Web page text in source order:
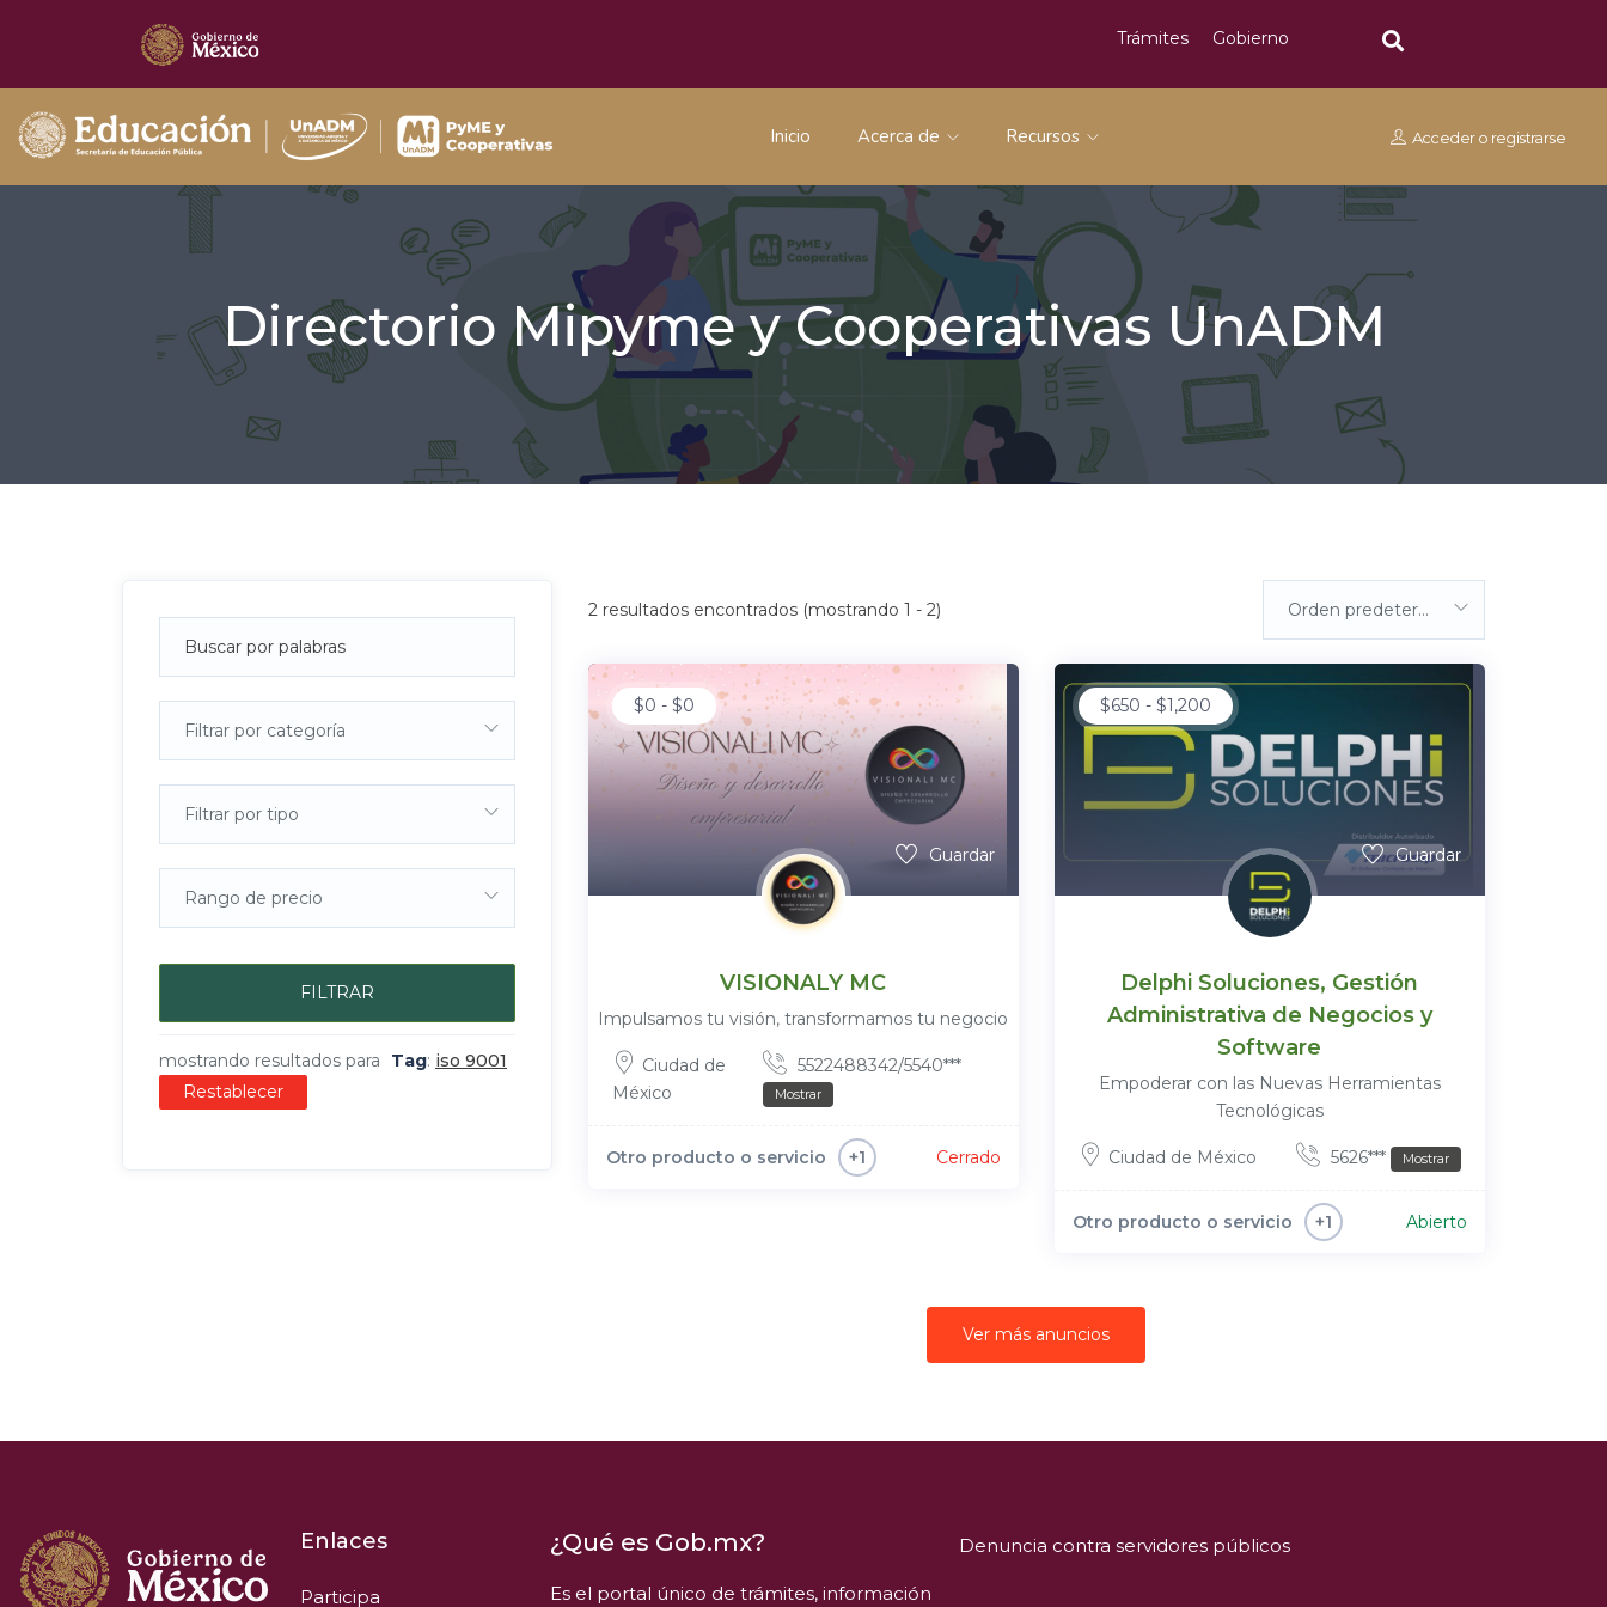
Trámites Gobierno
Inicio Acerca de Recursos Acceder o registrarse
Directorio Mipyme y Cooperativas UnADM
Filtrar por categoría
Filtrar por tipo
Rango de precio
FILTRAR
mostrando resultados para Tag: iso 9001
Restablecer
2 resultados encontrados (mostrando 1 - 2) Orden predeterminada
$0 - $0
Guardar
VISIONALY MC
Impulsamos tu visión, transformamos tu negocio
Ciudad de
México
5522488342/5540***
Mostrar
Otro producto o servicio +1 Cerrado
$650 - $1,200
Guardar
Delphi Soluciones, Gestión
Administrativa de Negocios y
Software
Empoderar con las Nuevas Herramientas
Tecnológicas
Ciudad de México 5626*** Mostrar
Otro producto o servicio +1 Abierto
Ver más anuncios
Enlaces
Participa
¿Qué es Gob.mx?
Es el portal único de trámites, información
Denuncia contra servidores públicos